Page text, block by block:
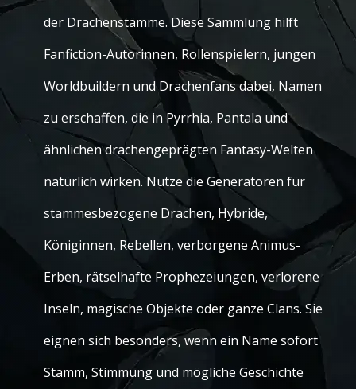
der Drachenstämme. Diese Sammlung hilft
Fanfiction-Autorinnen, Rollenspielern, jungen
Worldbuildern und Drachenfans dabei, Namen
zu erschaffen, die in Pyrrhia, Pantala und
ähnlichen drachengeprägten Fantasy-Welten
natürlich wirken. Nutze die Generatoren für
stammesbezogene Drachen, Hybride,
Königinnen, Rebellen, verborgene Animus-
Erben, rätselhafte Prophezeiungen, verlorene
Inseln, magische Objekte oder ganze Clans. Sie
eignen sich besonders, wenn ein Name sofort
Stamm, Stimmung und mögliche Geschichte